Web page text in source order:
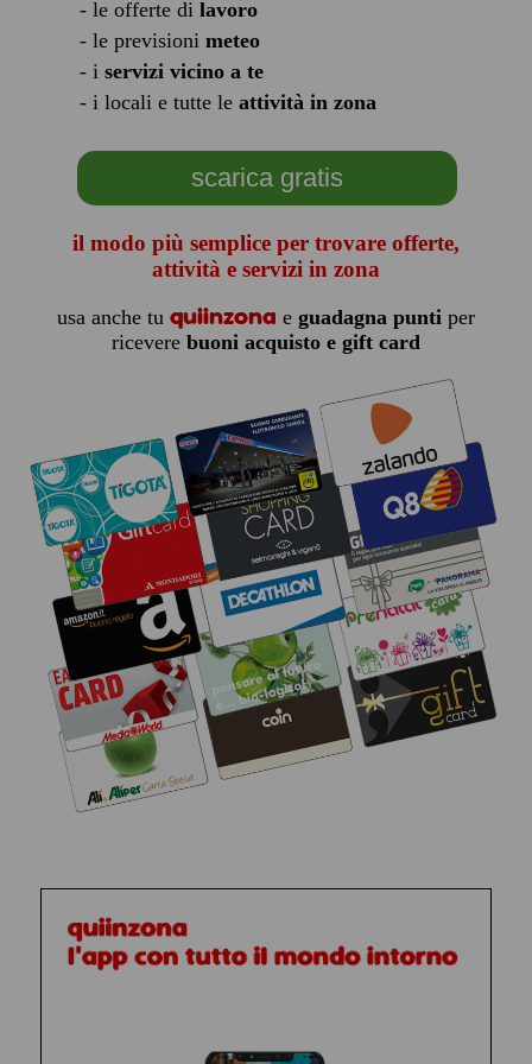
- le offerte di lavoro
- le previsioni meteo
- i servizi vicino a te
- i locali e tutte le attività in zona
scarica gratis
il modo più semplice per trovare offerte,
attività e servizi in zona
usa anche tu quiinzona e guadagna puntiper
ricevere buoni acquisto e gift card